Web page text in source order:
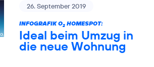
26. September 2019
INFOGRAFIK O2HOMESPOT:
Ideal beim Umzug in
die neue Wohnung